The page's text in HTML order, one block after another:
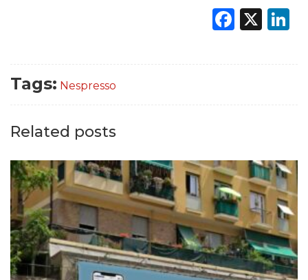
X
Tags: Nespresso
Related posts